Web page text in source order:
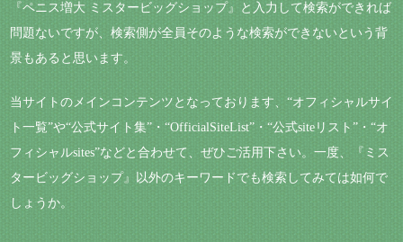
『ペニス増大 ミスタービッグショップ』と入力して検索ができれば
問題ないですが、検索側が全員そのような検索ができないという背
景もあると思います。
当サイトのメインコンテンツとなっております、“オフィシャルサイ
ト一覧”や“公式サイト集”・“OfficialSiteList”・“公式siteリスト”・“オ
フィシャルsites”などと合わせて、ぜひご活用下さい。一度、『ミス
タービッグショップ』以外のキーワードでも検索してみては如何で
しょうか。